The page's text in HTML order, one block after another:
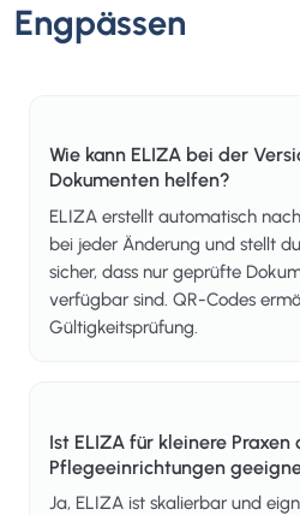
Engpässen
Wie kann ELIZA bei der
Dokumenten helfen?
ELIZA erstellt automatisch
bei jeder Änderung und stellt
sicher, dass nur geprüfte
verfügbar sind. QR-Codes
Gültigkeitsprüfung.
Ist ELIZA für kleinere Praxen
Pflegeeinrichtungen
Ja, ELIZA ist skalierbar und